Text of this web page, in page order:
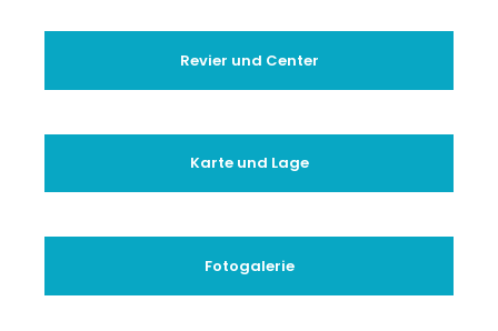
Revier und Center
Karte und Lage
Fotogalerie